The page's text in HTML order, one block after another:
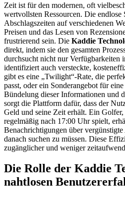
Zeit ist für den modernen, oft
wertvollsten Ressourcen. Die endlose
Abschlagszeiten auf verschiedenen
Preisen und das Lesen von
frustrierend sein. Die Kaddie
direkt, indem sie den gesamten
durchsucht nicht nur Verfügbarkeiten
identifiziert auch versteckte,
gibt es eine „Twilight“-Rate, die
passt, oder ein Sonderangebot für
Bündelung dieser Informationen und
sorgt die Plattform dafür, dass der
Geld und seine Zeit erhält. Ein Golfer,
regelmäßig nach 17:00 Uhr spielt,
Benachrichtigungen über
danach suchen zu müssen. Diese
zugänglicher und weniger
Die Rolle der Kaddie
nahtlosen